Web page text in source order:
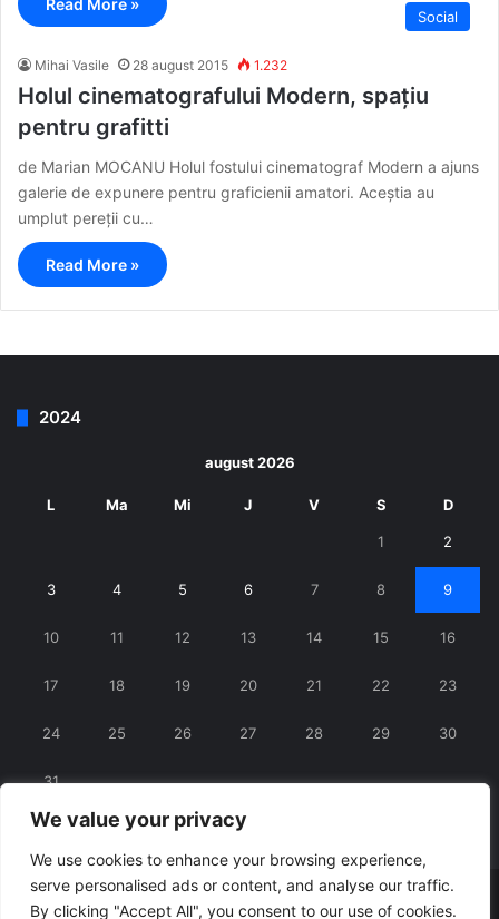
We value your privacy
We use cookies to enhance your browsing experience,
serve personalised ads or content, and analyse our traffic.
By clicking "Accept All", you consent to our use of cookies.
Read More »
Social
Mihai Vasile 28 august 2015 1.232
Holul cinematografului Modern, spațiu
pentru grafitti
de Marian MOCANU Holul fostului cinematograf Modern a ajuns
galerie de expunere pentru graficienii amatori. Aceștia au
umplut pereții cu…
Read More »
2024
august 2026
L Ma Mi J V S D
1 2
3 4 5 6 7 8 9
10 11 12 13 14 15 16
17 18 19 20 21 22 23
24 25 26 27 28 29 30
31
« iul.
© Copyright 2026, All Rights Reserved | RexNet